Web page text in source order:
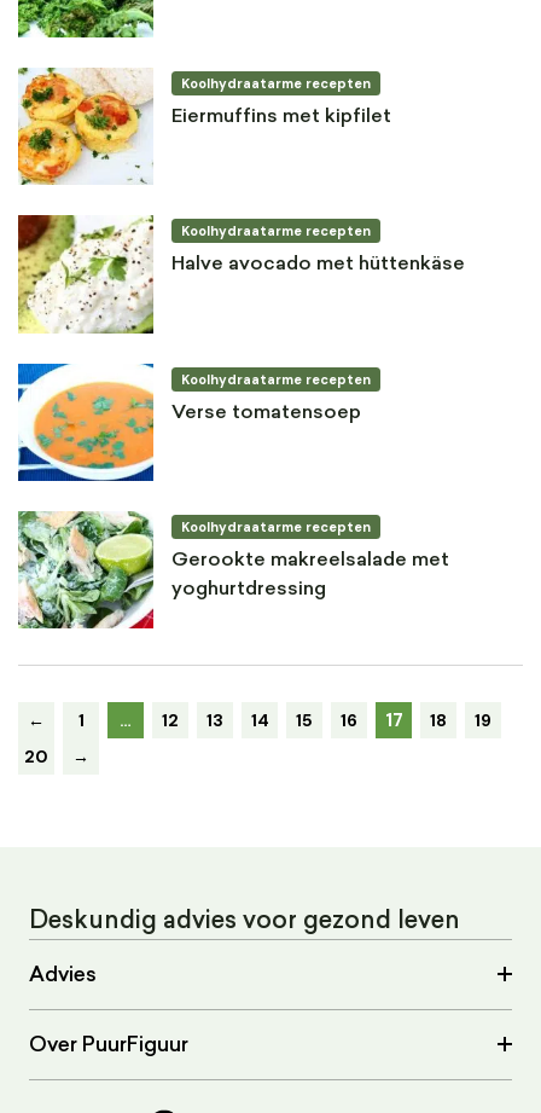
Koolhydraatarme recepten
Eiermuffins met kipfilet
Koolhydraatarme recepten
Halve avocado met hüttenkäse
Koolhydraatarme recepten
Verse tomatensoep
Koolhydraatarme recepten
Gerookte makreelsalade met
yoghurtdressing
← 1 … 12 13 14 15 16 17 18
19
20
→
Deskundig advies voor gezond leven
Advies
Over PuurFiguur